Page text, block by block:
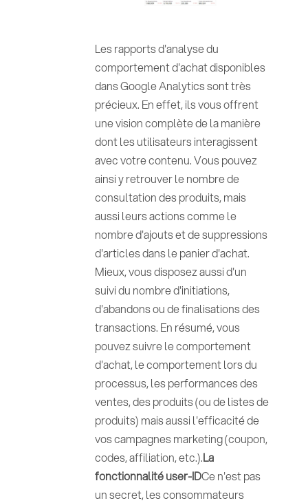
Les rapports d'analyse du
comportement d'achat disponibles
dans Google Analytics sont très
précieux. En effet, ils vous offrent
une vision complète de la manière
dont les utilisateurs interagissent
avec votre contenu. Vous pouvez
ainsi y retrouver le nombre de
consultation des produits, mais
aussi leurs actions comme le
nombre d'ajouts et de suppressions
d'articles dans le panier d'achat.
Mieux, vous disposez aussi d'un
suivi du nombre d'initiations,
d'abandons ou de finalisations des
transactions. En résumé, vous
pouvez suivre le comportement
d'achat, le comportement lors du
processus, les performances des
ventes, des produits (ou de listes de
produits) mais aussi l'efficacité de
vos campagnes marketing (coupon,
codes, affiliation, etc.).La
fonctionnalité user-IDCe n'est pas
un secret, les consommateurs